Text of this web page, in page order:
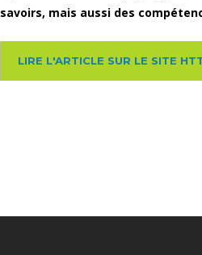
savoirs, mais aussi des
LIRE L'ARTICLE SUR LE SITE